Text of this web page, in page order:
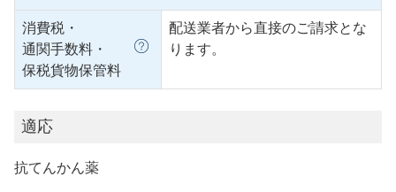
消費税・
通関手数料・
保税貨物保管料
配送業者から直接のご請求とな
ります。
適応
抗てんかん薬